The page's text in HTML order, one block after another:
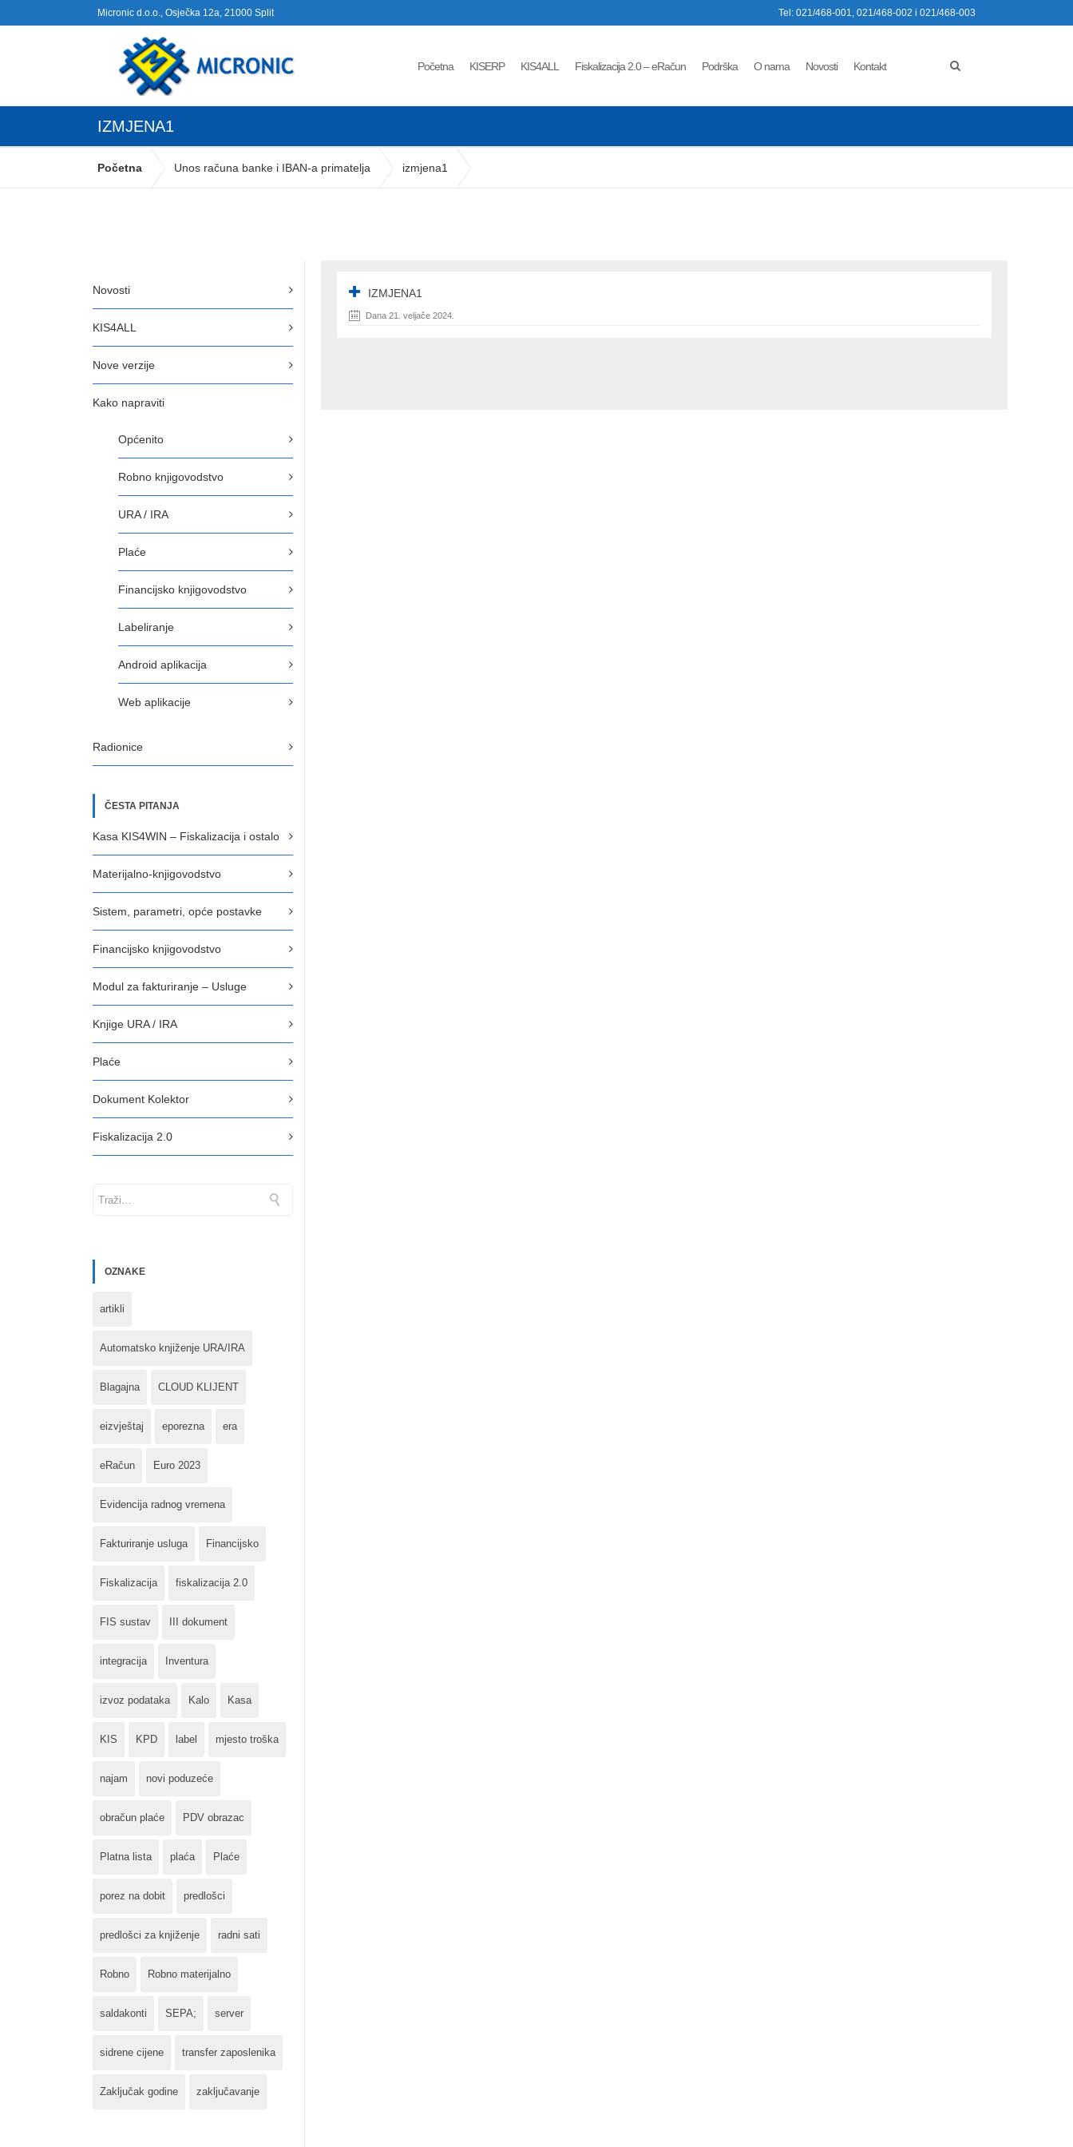
Micronic d.o.o., Osječka 12a, 21000 Split Tel: 021/468-001, 021/468-002 i 021/468-003
Početna KISERP KIS4ALL Fiskalizacija 2.0 – eRačun Podrška O nama Novosti Kontakt
IZMJENA1
Početna Unos računa banke i IBAN-a primatelja izmjena1
Novosti
KIS4ALL
Nove verzije
Kako napraviti
Općenito
Robno knjigovodstvo
URA / IRA
Plaće
Financijsko knjigovodstvo
Labeliranje
Android aplikacija
Web aplikacije
Radionice
ČESTA PITANJA
Kasa KIS4WIN – Fiskalizacija i ostalo
Materijalno-knjigovodstvo
Sistem, parametri, opće postavke
Financijsko knjigovodstvo
Modul za fakturiranje – Usluge
Knjige URA / IRA
Plaće
Dokument Kolektor
Fiskalizacija 2.0
OZNAKE
artikli
Automatsko knjiženje URA/IRA
Blagajna CLOUD KLIJENT
eizvještaj eporezna era
eRačun Euro 2023
Evidencija radnog vremena
Fakturiranje usluga Financijsko
Fiskalizacija fiskalizacija 2.0
FIS sustav III dokument
integracija Inventura
izvoz podataka Kalo Kasa
KIS KPD label mjesto troška
najam novi poduzeće
obračun plaće PDV obrazac
Platna lista plaća Plaće
porez na dobit predlošci
predlošci za knjiženje radni sati
Robno Robno materijalno
saldakonti SEPA; server
sidrene cijene transfer zaposlenika
Zaključak godine zaključavanje
IZMJENA1
Dana 21. veljače 2024.